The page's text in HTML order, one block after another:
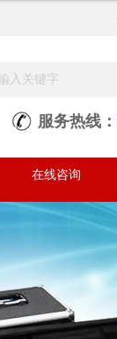
服务热线：
在线咨询